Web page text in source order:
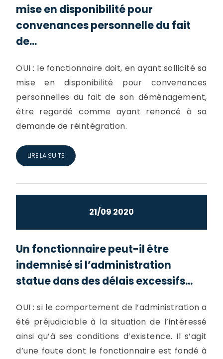
mise en disponibilité pour
convenances personnelle du fait
de...
OUI : le fonctionnaire doit, en ayant sollicité sa
mise en disponibilité pour convenances
personnelles du fait de son déménagement,
être regardé comme ayant renoncé à sa
demande de réintégration.
LIRE LA SUITE
21/09 2020
Un fonctionnaire peut-il être
indemnisé si l’administration
statue dans des délais excessifs...
OUI : si le comportement de l’administration a
été préjudiciable à la situation de l’intéressé
ainsi qu’à ses conditions d’existence. Il s’agit
d’une faute dont le fonctionnaire est fondé à